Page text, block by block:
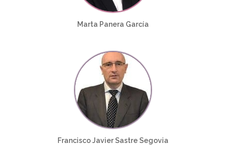
Marta Panera García
Francisco Javier Sastre Segovia